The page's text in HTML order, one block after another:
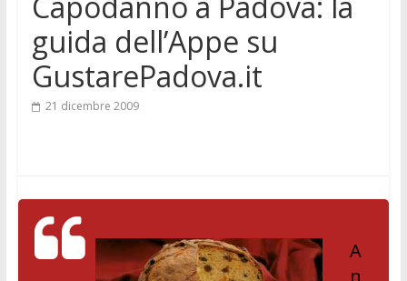
guida dell’Appe su
GustarePadova.it
21 dicembre 2009
A